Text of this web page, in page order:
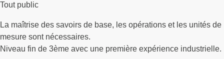
Tout public
La maîtrise des savoirs de base, les opérations et les unités de
mesure sont nécessaires.
Niveau fin de 3ème avec une première expérience industrielle.